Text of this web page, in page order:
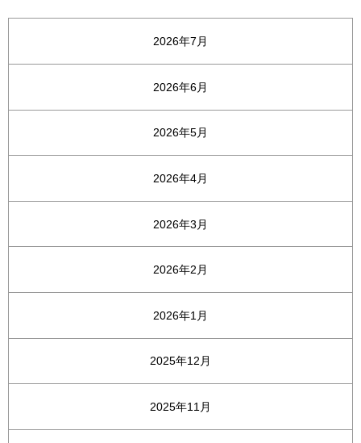
2026年7月
2026年6月
2026年5月
2026年4月
2026年3月
2026年2月
2026年1月
2025年12月
2025年11月